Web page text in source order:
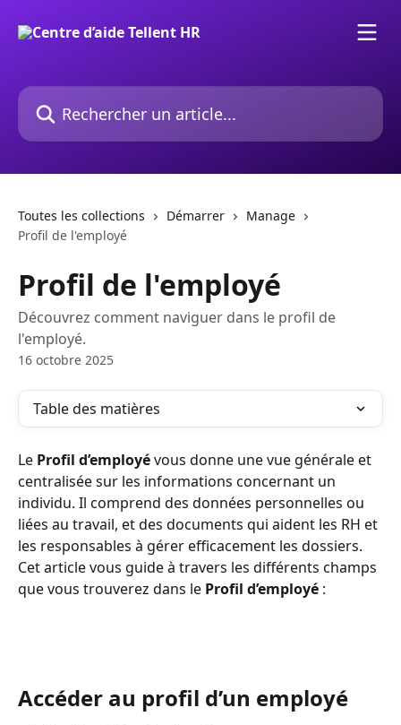
Rechercher un article...
Toutes les collections Démarrer
Manage
Profil de l'employé
Profil de l'employé
Découvrez comment naviguer dans le profil de
l'employé.
16 octobre 2025
Table des matières
Le Profil d’employé vous donne une vue générale et
centralisée sur les informations concernant un
individu. Il comprend des données personnelles ou
liées au travail, et des documents qui aident les RH et
les responsables à gérer efficacement les dossiers.
Cet article vous guide à travers les différents champs
que vous trouverez dans le Profil d’employé :
Accéder au profil d’un employé